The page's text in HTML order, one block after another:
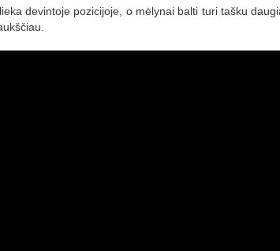
devintoje pozicijoje, o mėlynai balti turi tašku